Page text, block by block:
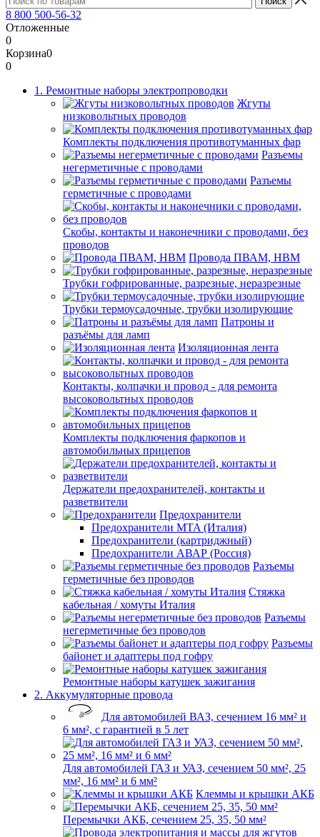
8 800 500-56-32
Отложенные
0
Корзина0
0
1. Ремонтные наборы электропроводки
Жгуты
низковольтных проводов
Комплекты подключения противотуманных фар
Разъемы
негерметичные с проводами
Разъемы
герметичные с проводами
Скобы, контакты и наконечники с проводами, без
проводов
Провода ПВАМ, НВМ
Трубки гофрированные, разрезные, неразрезные
Трубки термоусадочные, трубки изолирующие
Патроны и
разъёмы для ламп
Изоляционная лента
Контакты, колпачки и провод - для ремонта
высоковольтных проводов
Комплекты подключения фаркопов и
автомобильных прицепов
Держатели предохранителей, контакты и
разветвители
Предохранители
Предохранители MTA (Италия)
Предохранители (картриджный)
Предохранители АВАР (Россия)
Разъемы
герметичные без проводов
Стяжка
кабельная / хомуты Италия
Разъемы
негерметичные без проводов
Разъемы
байонет и адаптеры под гофру
Ремонтные наборы катушек зажигания
2. Аккумуляторные провода
Для автомобилей ВАЗ, сечением 16 мм² и
6 мм², с гарантией в 5 лет
Для автомобилей ГАЗ и УАЗ, сечением 50 мм², 25
мм², 16 мм² и 6 мм²
Клеммы и крышки АКБ
Перемычки АКБ, сечением 25, 35, 50 мм²